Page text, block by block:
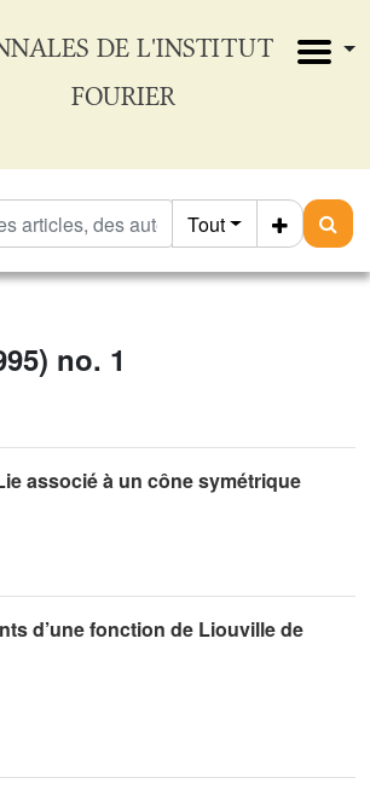
DE L'INSTITUT
FOURIER
Tout
no. 1
associé à un cône symétrique
d’une fonction de Liouville de